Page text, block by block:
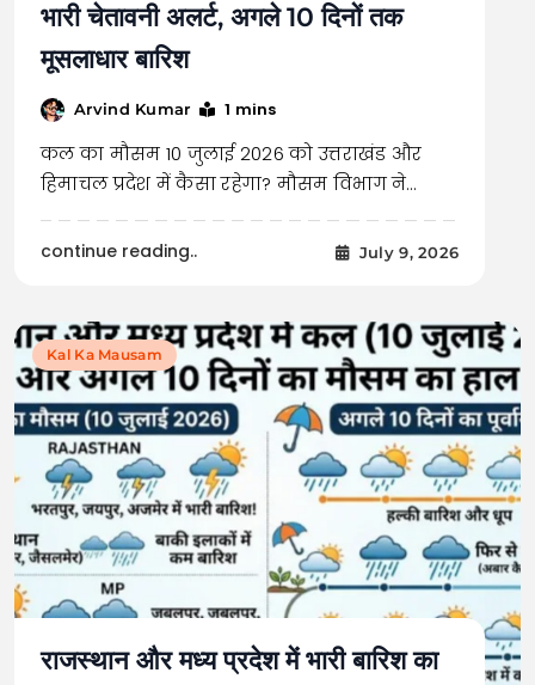
भारी चेतावनी अलर्ट, अगले 10 दिनों तक
मूसलाधार बारिश
Arvind Kumar 1 mins
कल का मौसम 10 जुलाई 2026 को उत्तराखंड और
हिमाचल प्रदेश में कैसा रहेगा? मौसम विभाग ने…
continue reading.. July 9, 2026
Kal Ka Mausam
राजस्थान और मध्य प्रदेश में भारी बारिश का